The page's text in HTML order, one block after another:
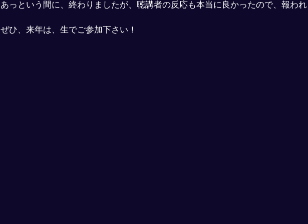
あっという間に、終わりましたが、聴講者の反応も本当に良かったので、報わ
ぜひ、来年は、生でご参加下さい！